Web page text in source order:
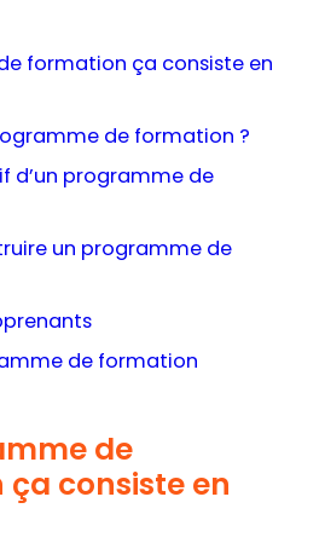
formation ça consiste en
de formation ?
d’un programme de
un programme de
de formation
de
consiste en